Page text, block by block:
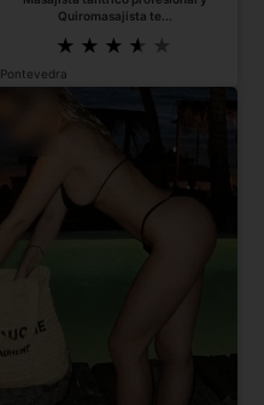
Quiromasajista te...
Pontevedra